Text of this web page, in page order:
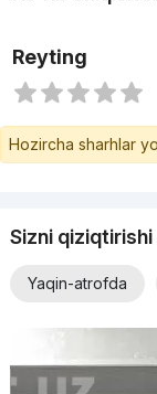
Reyting
Hozircha sharhlar
Sizni qiziqtirishi
Yaqin-atrofda